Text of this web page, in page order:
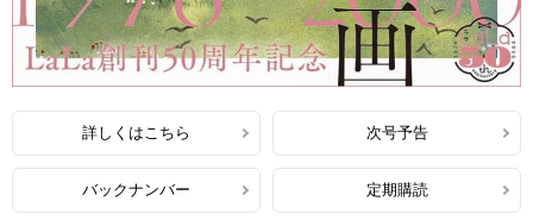
詳しくはこちら 次号予告
バックナンバー 定期購読